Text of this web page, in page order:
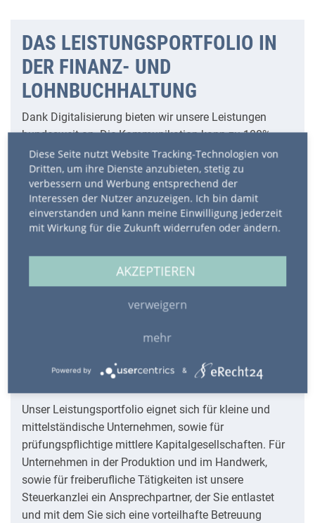
DAS LEISTUNGSPORTFOLIO IN
DER FINANZ- UND
LOHNBUCHHALTUNG
Dank Digitalisierung bieten wir unsere Leistungen
bundesweit an. Die Kommunikation kann zu 100%
digital erfolgen, aber auf Ihren Wunsch hin natürlich
auch unter "Corona-geeigneten"
Sicherheitsmaßnahmen persönlich in der Kanzlei
stattfinden. Aktuell bieten wir Ihnen unsere
unverbindlichen und kostenlosen Erstberatungen
einen Präsenztermin wahrnehmen, melden Sie sich per
Telefon bei uns und erhalten einen zeitnahen
Situation für eine persönliche Beratung essenziell sind.
Leistungsspektrums sind vielseitig, Im Folgenden
listen wir Ihnen unsere Leistungen - Ihre Vorteile in der
Finanz- und Lohnbuchhaltung auf.
Unser Leistungsportfolio eignet sich für kleine und
mittelständische Unternehmen, sowie für
prüfungspflichtige mittlere Kapitalgesellschaften. Für
Unternehmen in der Produktion und im Handwerk,
sowie für freiberufliche Tätigkeiten ist unsere
Steuerkanzlei ein Ansprechpartner, der Sie entlastet
und mit dem Sie sich eine vorteilhafte Betreuung
Diese Seite nutzt Website Tracking-Technologien von
Dritten, um ihre Dienste anzubieten, stetig zu
verbessern und Werbung entsprechend der
Interessen der Nutzer anzuzeigen. Ich bin damit
einverstanden und kann meine Einwilligung jederzeit
mit Wirkung für die Zukunft widerrufen oder ändern.
AKZEPTIEREN
verweigern
mehr
Powered by &